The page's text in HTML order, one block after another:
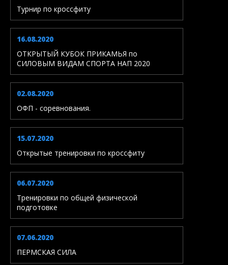
Турнир по кроссфиту
16.08.2020
ОТКРЫТЫЙ КУБОК ПРИКАМЬЯ по
СИЛОВЫМ ВИДАМ СПОРТА НАП 2020
02.08.2020
ОФП - соревнования.
15.07.2020
Открытые тренировки по кроссфиту
06.07.2020
Тренировки по общей физической
подготовке
07.06.2020
ПЕРМСКАЯ СИЛА